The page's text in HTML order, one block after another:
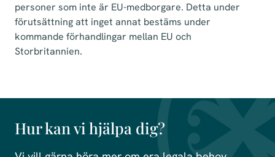
personer som inte är EU-medborgare. Detta under
förutsättning att inget annat bestäms under
kommande förhandlingar mellan EU och
Storbritannien.
Hur kan vi hjälpa dig?